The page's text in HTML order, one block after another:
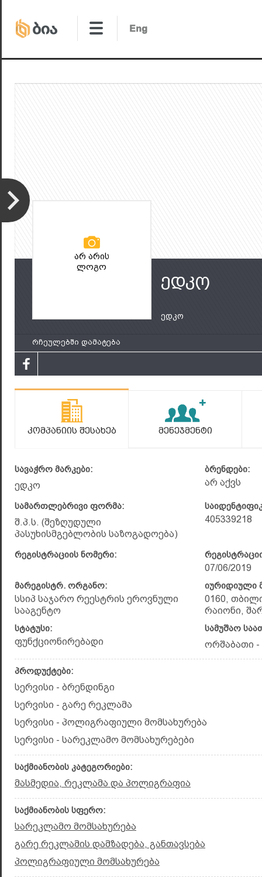
არ არის
ლოგო
ედკო
ედკო
რჩეულებში დამატება
Კომპანიის Შესახებ Მენეჯმენტი
სავაჭრო მარკები:
ედკო
ბრენდები:
არ აქვს
სამართლებრივი ფორმა:
შ.პ.ს. (შეზღუდული
პასუხისმგებლობის საზოგადოება)
405339218
რეგისტრაციის ნომერი:
07/06/2019
მარეგისტრ. ორგანო:
სსიპ საჯარო რეესტრის ეროვნული
სააგენტო
იურიდიული
0160,
რაიონი,
სტატუსი:
ფუნქციონირებადი
სამუშაო
ორშაბათი -
პროდუქტები:
სერვისი - ბრენდინგი
სერვისი - გარე რეკლამა
სერვისი - პოლიგრაფიული მომსახურება
სერვისი - სარეკლამო მომსახურებები
საქმიანობის კატეგორიები:
მასმედია, რეკლამა და პოლიგრაფია
საქმიანობის სფერო:
სარეკლამო მომსახურება
გარე რეკლამის დამზადება, განთავსება
პოლიგრაფიული მომსახურება